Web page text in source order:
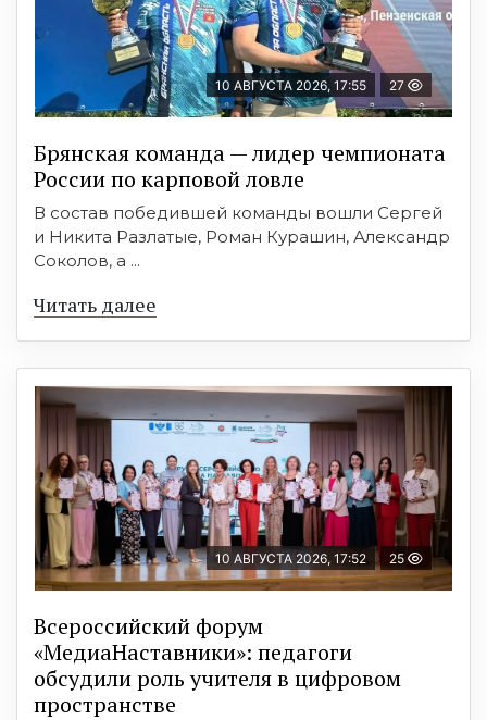
10 АВГУСТА 2026, 17:55 27
Брянская команда — лидер чемпионата
России по карповой ловле
В состав победившей команды вошли Сергей
и Никита Разлатые, Роман Курашин, Александр
Соколов, а ...
Читать далее
10 АВГУСТА 2026, 17:52 25
Всероссийский форум
«МедиаНаставники»: педагоги
обсудили роль учителя в цифровом
пространстве